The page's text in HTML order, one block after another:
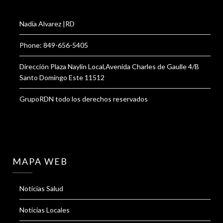
Nadia Alvarez |RD
Phone: 849-656-5405
Dirección Plaza Naylin Local,Avenida Charles de Gaulle 4/B
Santo Domingo Este 11512
GrupoRDN todo los derechos reservados
MAPA WEB
Noticias Salud
Noticias Locales